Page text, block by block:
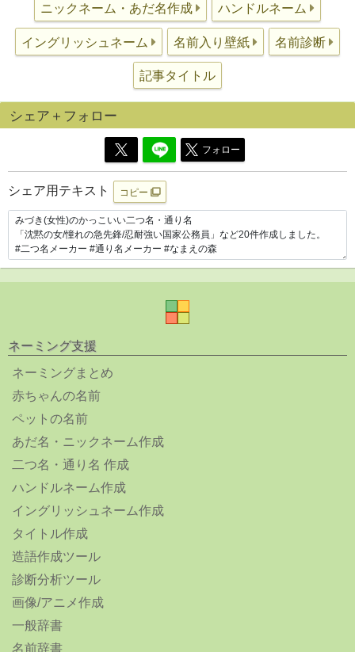
ニックネーム・あだ名作成 ハンドルネーム
イングリッシュネーム 名前入り壁紙 名前診断
記事タイトル
シェア＋フォロー
フォロー
シェア用テキスト コピー
ネーミング支援
ネーミングまとめ
赤ちゃんの名前
ペットの名前
あだ名・ニックネーム作成
二つ名・通り名 作成
ハンドルネーム作成
イングリッシュネーム作成
タイトル作成
造語作成ツール
診断分析ツール
画像/アニメ作成
一般辞書
名前辞書